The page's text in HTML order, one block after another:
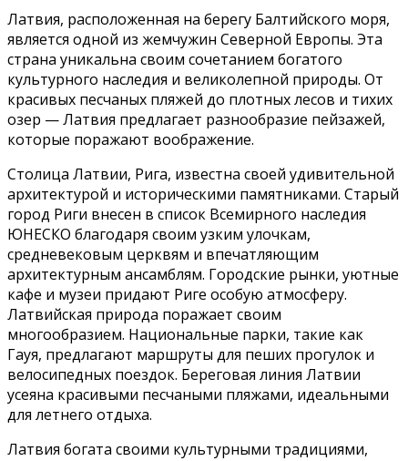
Латвия, расположенная на берегу Балтийского моря,
является одной из жемчужин Северной Европы. Эта
страна уникальна своим сочетанием богатого
культурного наследия и великолепной природы. От
красивых песчаных пляжей до плотных лесов и тихих
озер — Латвия предлагает разнообразие пейзажей,
которые поражают воображение.
Столица Латвии, Рига, известна своей удивительной
архитектурой и историческими памятниками. Старый
город Риги внесен в список Всемирного наследия
ЮНЕСКО благодаря своим узким улочкам,
средневековым церквям и впечатляющим
архитектурным ансамблям. Городские рынки, уютные
кафе и музеи придают Риге особую атмосферу.
Латвийская природа поражает своим
многообразием. Национальные парки, такие как
Гауя, предлагают маршруты для пеших прогулок и
велосипедных поездок. Береговая линия Латвии
усеяна красивыми песчаными пляжами, идеальными
для летнего отдыха.
Латвия богата своими культурными традициями,